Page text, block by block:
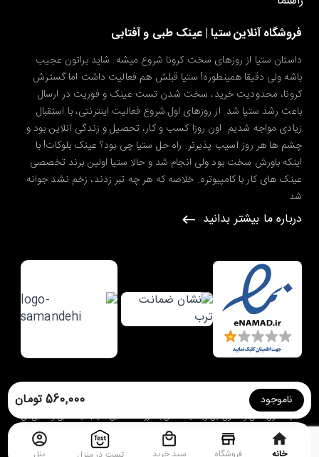
ناموجود 560,000 تومان
فروشگاه آنلاین ستیا | عینک طبی و آفتابی
داستان ستیا از روزهای سخت کرونا شروع میشه. شاید براتون عجیب
باشه ولی دقیقا همینطوره! ستیا قبلش هم فعالیت داشت اما گسترش
کرونا، محدودیت خرید، سخت شدن تست عینک و فوریت در ارسال
باعث رشد ستیا شد. از روزهای اول شروع فعالیت اینترنتی، با استقبال
زیادی مواجه شدیم. اون روزا کسب و کار، تحصیل و زندگی آنلاین بود و
چشم ها هر روز آسیب پذیرتر. راه حل ستیا چی بود؟ عینک بلوکات! با
اینکه باورش سخت بود ولی انجام شد و حالا ستیا اولین برند تخصصی
عینک های کار با کامپیوتره. خلاصه که هر چه تبر زدند، زخم نشد جوانه
شد
درباره ما بیشتر بدانید
کلیه حقوق مادی و معنوی این وبسایت متعلق بهفروشگاه آنلاین ستیا | عینک طبی و آفتابیمی
خانه فروشگاه سبد خرید پنل